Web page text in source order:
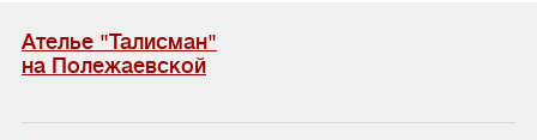
Ателье "Талисман"
на Полежаевской